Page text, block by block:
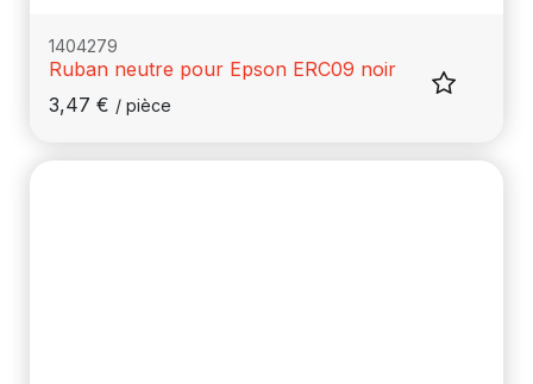
1404279
Ruban neutre pour Epson ERC09 noir
3,47 € / pièce